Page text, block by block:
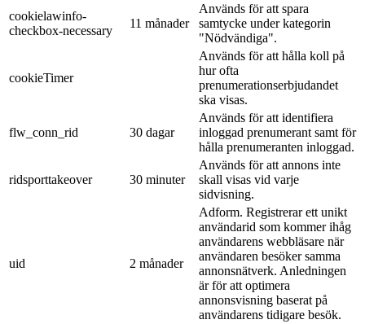
cookielawinfo-
checkbox-necessary
11 månader
Används för att spara
samtycke under kategorin
"Nödvändiga".
cookieTimer
Används för att hålla koll på
hur ofta
prenumerationserbjudandet
ska visas.
flw_conn_rid 30 dagar
Används för att identifiera
inloggad prenumerant samt för
hålla prenumeranten inloggad.
ridsporttakeover 30 minuter
Används för att annons inte
skall visas vid varje
sidvisning.
uid 2 månader
Adform. Registrerar ett unikt
användarid som kommer ihåg
användarens webbläsare när
användaren besöker samma
annonsnätverk. Anledningen
är för att optimera
annonsvisning baserat på
användarens tidigare besök.